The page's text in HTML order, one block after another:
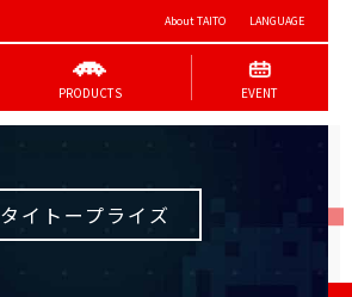
About TAITO LANGUAGE
PRODUCTS EVENT
タイトープライズ